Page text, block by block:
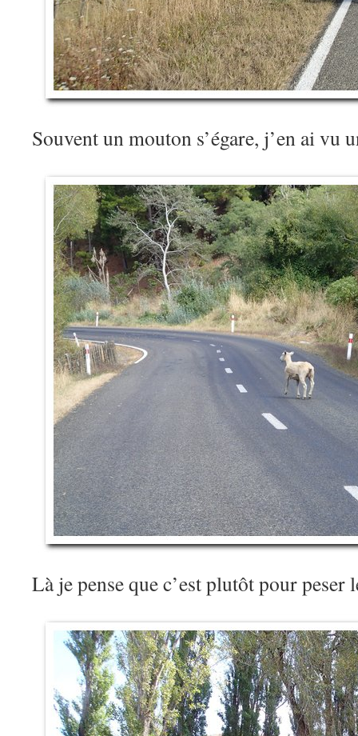
Souvent un mouton s’égare, j’en ai
Là je pense que c’est plutôt pour